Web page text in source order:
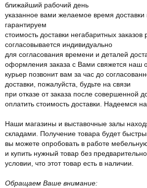
ближайший рабочий день
указанное вами желаемое время
гарантируем
стоимость доставки негабаритных заказов
согласовывается индивидуально
для согласования времени и деталей
оформления заказа с Вами свяжется наш
курьер позвонит вам за час до
доставки, пожалуйста, будьте на связи
при отказе от заказа после совершенной
оплатить стоимость доставки. Надеемся
Наши магазины и выставочные залы
складами. Получение товара будет
вы можете опробовать в работе
и купить нужный товар без
условии, что этот товар есть в наличии.
Обращаем Ваше внимание: